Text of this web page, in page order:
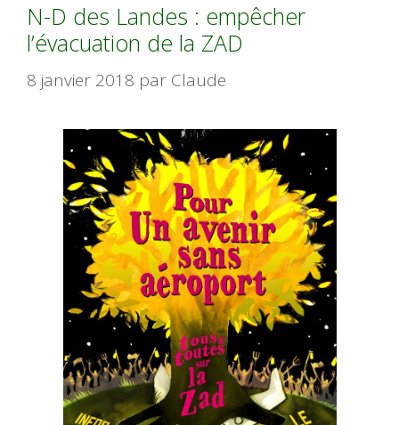
N-D des Landes : empêcher
l’évacuation de la ZAD
8 janvier 2018 par Claude